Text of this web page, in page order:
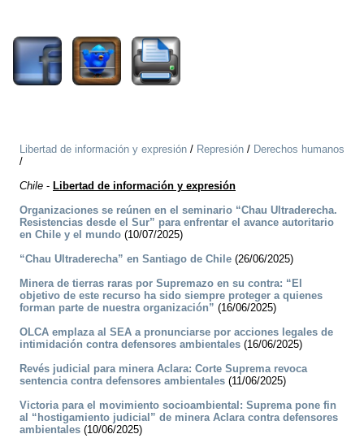
Libertad de información y expresión / Represión / Derechos humanos
/
Chile - Libertad de información y expresión
Organizaciones se reúnen en el seminario “Chau Ultraderecha.
Resistencias desde el Sur” para enfrentar el avance autoritario
en Chile y el mundo (10/07/2025)
“Chau Ultraderecha” en Santiago de Chile (26/06/2025)
Minera de tierras raras por Supremazo en su contra: “El
objetivo de este recurso ha sido siempre proteger a quienes
forman parte de nuestra organización” (16/06/2025)
OLCA emplaza al SEA a pronunciarse por acciones legales de
intimidación contra defensores ambientales (16/06/2025)
Revés judicial para minera Aclara: Corte Suprema revoca
sentencia contra defensores ambientales (11/06/2025)
Victoria para el movimiento socioambiental: Suprema pone fin
al “hostigamiento judicial” de minera Aclara contra defensores
ambientales (10/06/2025)